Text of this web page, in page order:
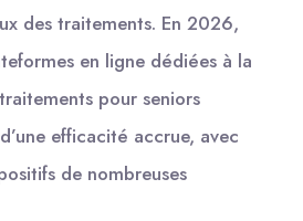
des traitements. En 2026,
en ligne dédiées à la
pour seniors
efficacité accrue, avec
de nombreuses